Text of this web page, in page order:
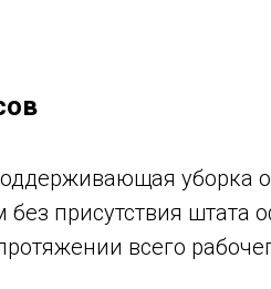
уборка
присутствия штата
всего